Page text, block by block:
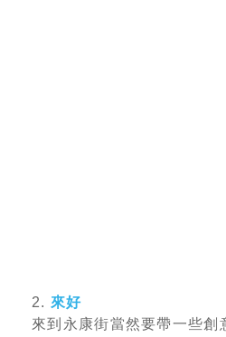
2. 來好
來到永康街當然要帶一些創